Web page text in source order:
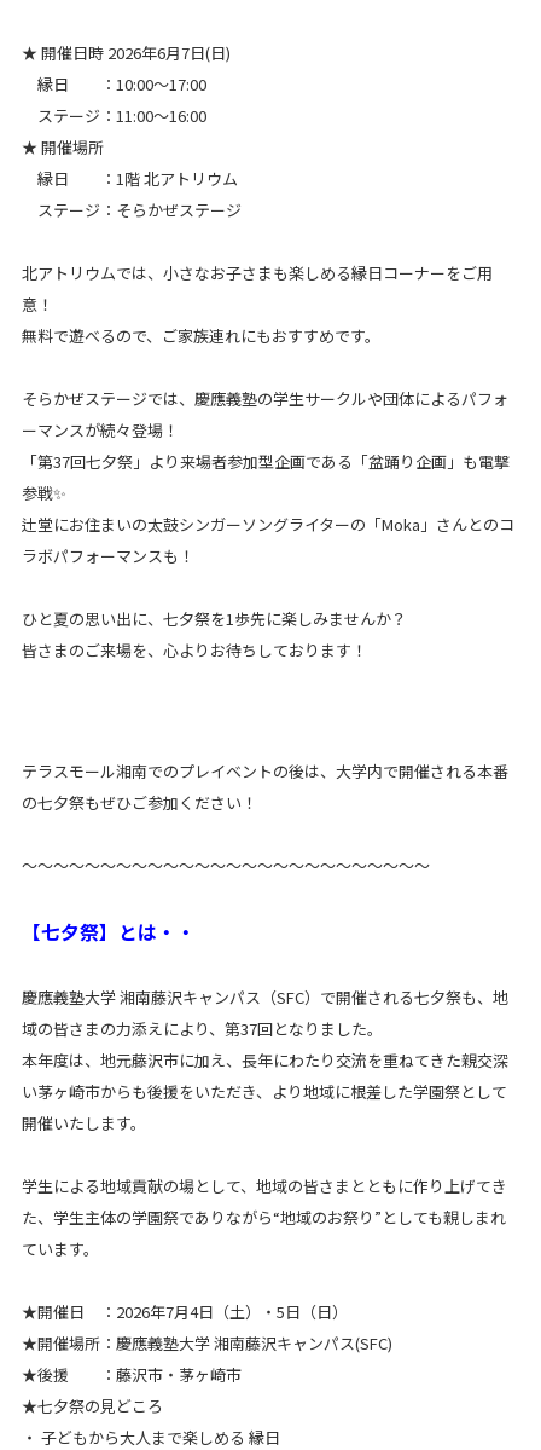
辻堂商店街からのお知らせ
ご利用規約
プライバシーポリシー
お問い合わせ
会社案内
Terrace Mall Shonan Official Account
★ 開催日時 2026年6月7日(日)
縁日 ：10:00〜17:00
ステージ：11:00〜16:00
★ 開催場所
縁日 ：1階 北アトリウム
ステージ：そらかぜステージ
北アトリウムでは、小さなお子さまも楽しめる縁日コーナーをご用
意！
無料で遊べるので、ご家族連れにもおすすめです。
そらかぜステージでは、慶應義塾の学生サークルや団体によるパフォ
ーマンスが続々登場！
「第37回七夕祭」より来場者参加型企画である「盆踊り企画」も電撃
参戦✨
辻堂にお住まいの太鼓シンガーソングライターの「Moka」さんとのコ
ラボパフォーマンスも！
ひと夏の思い出に、七夕祭を1歩先に楽しみませんか？
皆さまのご来場を、心よりお待ちしております！
テラスモール湘南でのプレイベントの後は、大学内で開催される本番
の七夕祭もぜひご参加ください！
～～～～～～～～～～～～～～～～～～～～～～～～～～
【七夕祭】とは・・
慶應義塾大学 湘南藤沢キャンパス（SFC）で開催される七夕祭も、地
域の皆さまの力添えにより、第37回となりました。
本年度は、地元藤沢市に加え、長年にわたり交流を重ねてきた親交深
い茅ヶ崎市からも後援をいただき、より地域に根差した学園祭として
開催いたします。
学生による地域貢献の場として、地域の皆さまとともに作り上げてき
た、学生主体の学園祭でありながら“地域のお祭り”としても親しまれ
ています。
★開催日 ：2026年7月4日（土）・5日（日）
★開催場所：慶應義塾大学 湘南藤沢キャンパス(SFC)
★後援 ：藤沢市・茅ヶ崎市
★七夕祭の見どころ
・ 子どもから大人まで楽しめる 縁日